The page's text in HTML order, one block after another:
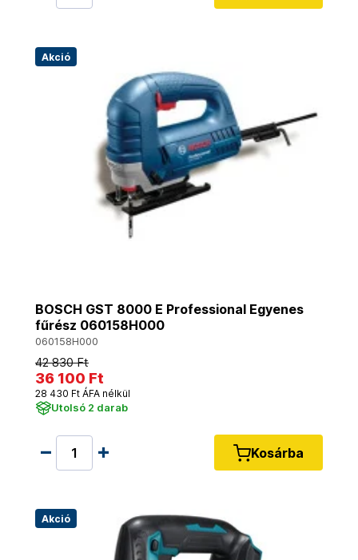
Akció
BOSCH GST 8000 E Professional Egyenes
fűrész 060158H000
060158H000
42 830 Ft
36 100 Ft
28 430 Ft ÁFA nélkül
Utolsó 2 darab
Kosárba
Akció